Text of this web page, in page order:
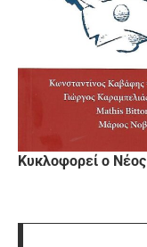
Κυκλοφορεί ο